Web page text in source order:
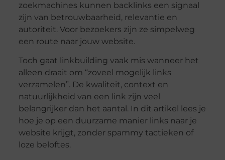
zoekmachines kunnen backlinks een signaal
zijn van betrouwbaarheid, relevantie en
autoriteit. Voor bezoekers zijn ze simpelweg
een route naar jouw website.
Toch gaat linkbuilding vaak mis wanneer het
alleen draait om “zoveel mogelijk links
verzamelen”. De kwaliteit, context en
natuurlijkheid van een link zijn veel
belangrijker dan het aantal. In dit artikel lees je
hoe je op een duurzame manier links naar je
website krijgt, zonder spammy tactieken of
loze beloftes.